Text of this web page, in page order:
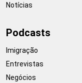
Notícias
Podcasts
Imigração
Entrevistas
Negócios